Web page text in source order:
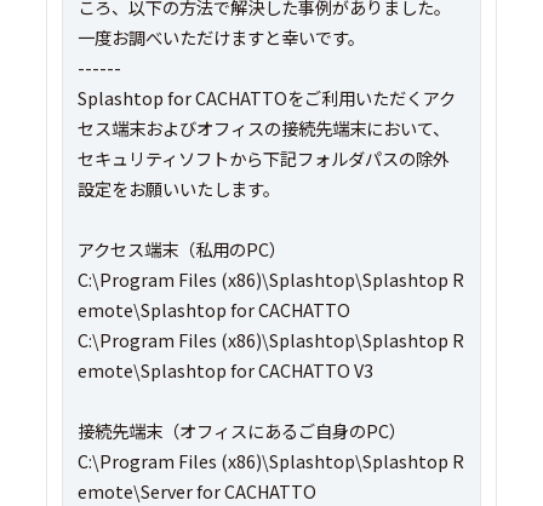
ころ、以下の方法で解決した事例がありました。
一度お調べいただけますと幸いです。
------
Splashtop for CACHATTOをご利用いただくアク
セス端末およびオフィスの接続先端末において、
セキュリティソフトから下記フォルダパスの除外
設定をお願いいたします。
アクセス端末（私用のPC）
C:\Program Files (x86)\Splashtop\Splashtop R
emote\Splashtop for CACHATTO
C:\Program Files (x86)\Splashtop\Splashtop R
emote\Splashtop for CACHATTO V3
接続先端末（オフィスにあるご自身のPC）
C:\Program Files (x86)\Splashtop\Splashtop R
emote\Server for CACHATTO